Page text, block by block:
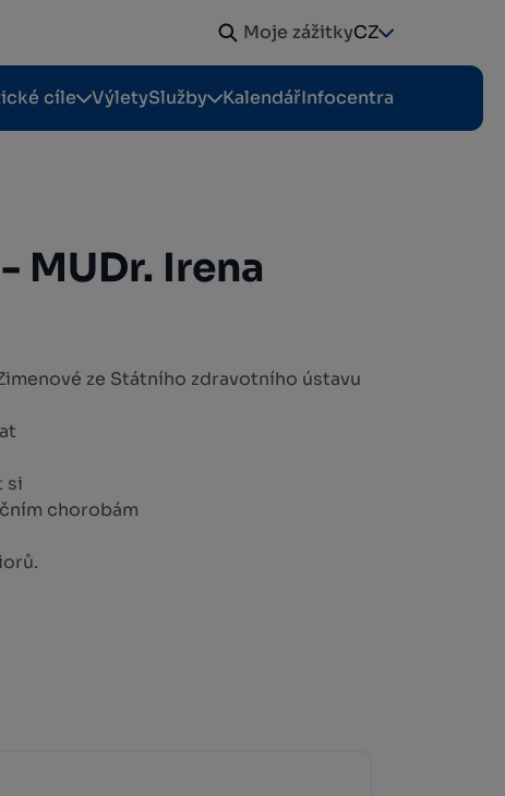
Moje zážitkyCZ
cíle VýletySlužby KalendářInfocentra
MUDr. Irena
ze Státního zdravotního ústavu
si
chorobám